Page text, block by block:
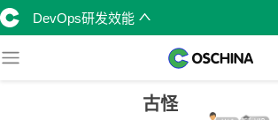
DevOps研发效能
古怪